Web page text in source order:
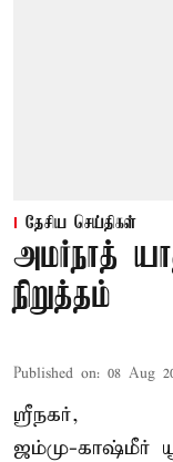
தேசிய செய்திகள்
அமர்நாத்
நிறுத்தம்
Published on: 08 Aug
ஸ்ரீநகர்,
ஜம்மு-காஷ்மீர்